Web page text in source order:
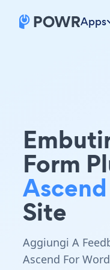
Apps
Form
Site
Aggiungi A
Ascend For